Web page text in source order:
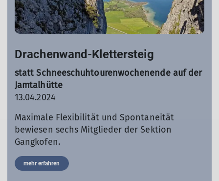
Drachenwand-Klettersteig
statt Schneeschuhtourenwochenende auf der
Jamtalhütte
13.04.2024
Maximale Flexibilität und Spontaneität
bewiesen sechs Mitglieder der Sektion
Gangkofen.
mehr erfahren